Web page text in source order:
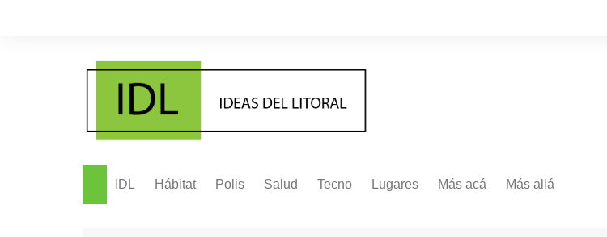
IDL Hábitat Polis Salud Tecno Lugares Más acá Más allá